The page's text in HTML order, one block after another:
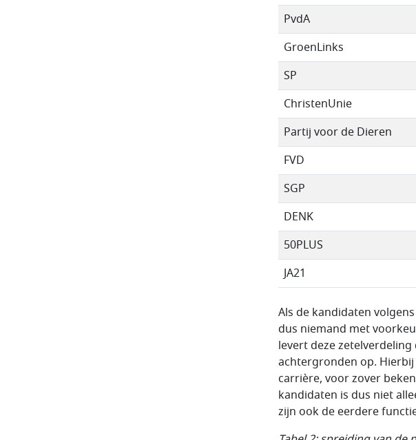
PvdA
GroenLinks
SP
ChristenUnie
Partij voor de Dieren
FVD
SGP
DENK
50PLUS
JA21
Als de kandidaten
dus niemand met
levert deze
achtergronden op.
carrière, voor zover
kandidaten is dus niet
zijn ook de eerdere